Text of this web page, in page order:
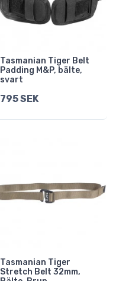
Tasmanian Tiger Belt
Padding M&P, bälte,
svart
795 SEK
Tasmanian Tiger
Stretch Belt 32mm,